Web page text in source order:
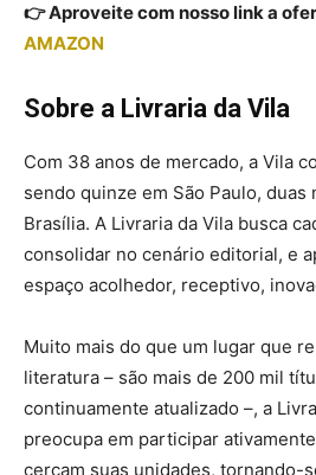
👉 Aproveite com nosso link a
AMAZON
Sobre a Livraria da Vila
Com 38 anos de mercado, a Vila
sendo quinze em São Paulo, duas
Brasília. A Livraria da Vila busca
consolidar no cenário editorial, e
espaço acolhedor, receptivo,
Muito mais do que um lugar que
literatura – são mais de 200 mil
continuamente atualizado –, a
preocupa em participar
cercam suas unidades, tornando-